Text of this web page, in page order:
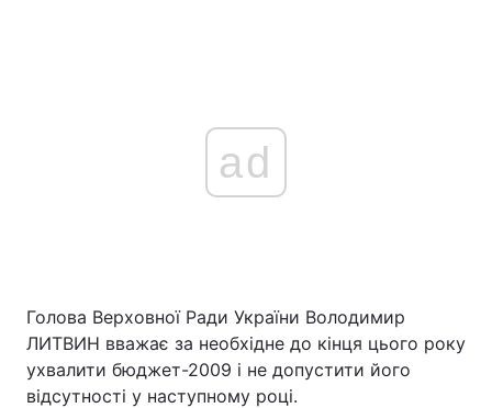
ad
Голова Верховної Ради України Володимир
ЛИТВИН вважає за необхідне до кінця цього року
ухвалити бюджет-2009 і не допустити його
відсутності у наступному році.